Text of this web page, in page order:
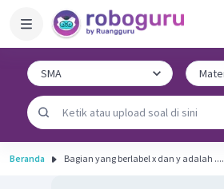
Beranda Bagian yang berlabel x dan y adalah ....